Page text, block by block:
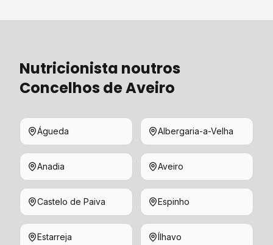
Nutricionista noutros
Concelhos deAveiro
Águeda Albergaria-a-Velha
Anadia Aveiro
Castelo de Paiva Espinho
Estarreja Ílhavo